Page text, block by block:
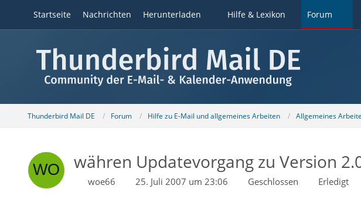
Startseite Nachrichten Herunterladen Hilfe & Lexikon Forum
Thunderbird Mail DE Forum Hilfe zu E-Mail und allgemeines Arbeiten Allgemeines
währen Updatevorgang zu Version
woe66 25. Juli 2007 um 23:06 Geschlossen Erledigt